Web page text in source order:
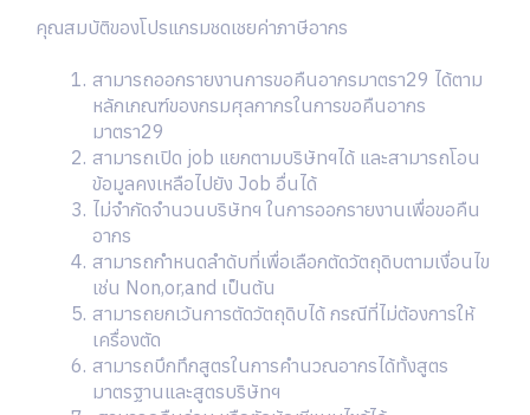
คุณสมบัติของโปรแกรมชดเชยค่าภาษีอากร
สามารถออกรายงานการขอคืนอากรมาตรา29 ได้ตาม
หลักเกณฑ์ของกรมศุลกากรในการขอคืนอากร
มาตรา29
สามารถเปิด job แยกตามบริษัทฯได้ และสามารถโอน
ข้อมูลคงเหลือไปยัง Job อื่นได้
ไม่จำกัดจำนวนบริษัทฯ ในการออกรายงานเพื่อขอคืน
อากร
สามารถกำหนดลำดับที่เพื่อเลือกตัดวัตถุดิบตามเงื่อนไข
เช่น Non,or,and เป็นต้น
สามารถยกเว้นการตัดวัตถุดิบได้ กรณีที่ไม่ต้องการให้
เครื่องตัด
สามารถบึกทึกสูตรในการคำนวณอากรได้ทั้งสูตร
มาตรฐานและสูตรบริษัทฯ